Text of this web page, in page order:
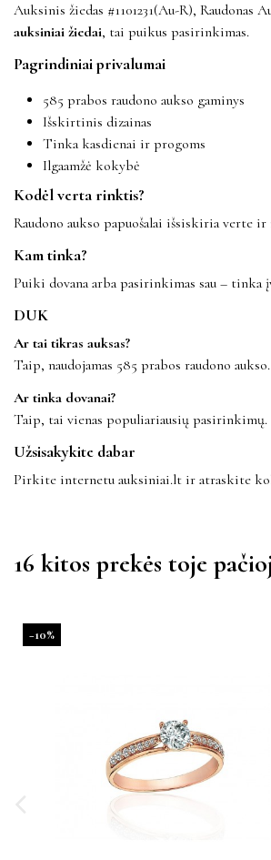
Auksinis žiedas #1101231(Au-R),
auksiniai žiedai, tai puikus pasirinkimas.
Pagrindiniai privalumai
585 prabos raudono aukso gaminys
Išskirtinis dizainas
Tinka kasdienai ir progoms
Ilgaamžė kokybė
Kodėl verta rinktis?
Raudono aukso papuošalai išsiskiria verte
Kam tinka?
Puiki dovana arba pasirinkimas sau – tinka
DUK
Ar tai tikras auksas?
Taip, naudojamas 585 prabos raudono aukso.
Ar tinka dovanai?
Taip, tai vienas populiariausių pasirinkimų.
Užsisakykite dabar
Pirkite internetu auksiniai.lt ir atraskite
16 kitos prekės toje
−10%